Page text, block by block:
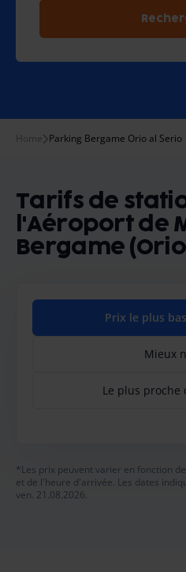
Home Parking Bergame Orio al Serio
Tarifs de
l'Aéroport de
Bergame
Prix le plus
Mieux
Le plus proche
*Les prix peuvent varier en fonction
et de l'heure d'arrivée. Les dates
ven. 21.08.2026.